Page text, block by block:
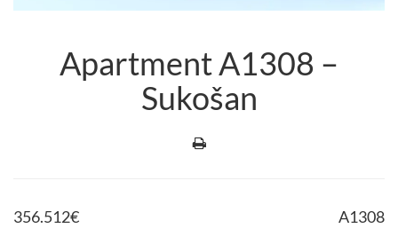
Apartment A1308 –
Sukošan
356.512€ A1308